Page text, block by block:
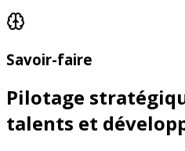
Savoir-faire
Pilotage
talents et